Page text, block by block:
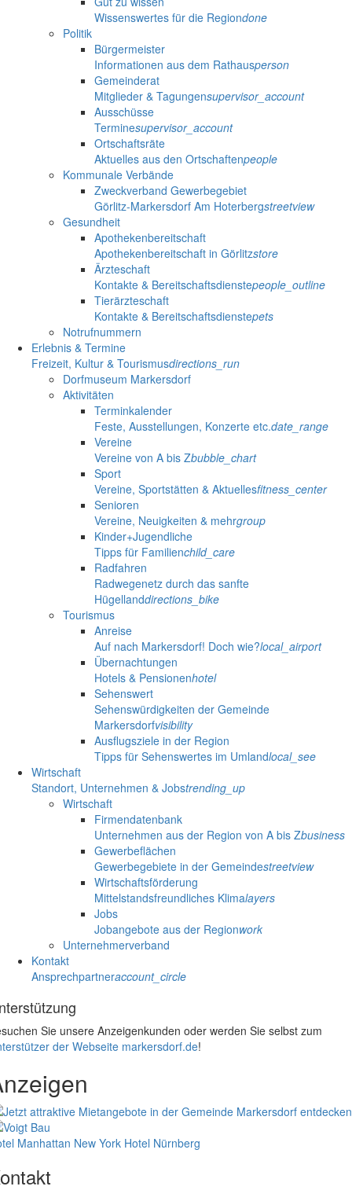
Wissenswertes für die Regiondone
Politik
Bürgermeister
Informationen aus dem Rathausperson
Gemeinderat
Mitglieder & Tagungensupervisor_account
Ausschüsse
Terminesupervisor_account
Ortschaftsräte
Aktuelles aus den Ortschaftenpeople
Kommunale Verbände
Zweckverband Gewerbegebiet
Görlitz-Markersdorf Am Hoterbergstreetview
Gesundheit
Apothekenbereitschaft
Apothekenbereitschaft in Görlitzstore
Ärzteschaft
Kontakte & Bereitschaftsdienstepeople_outline
Tierärzteschaft
Kontakte & Bereitschaftsdienstepets
Notrufnummern
Erlebnis & Termine
Freizeit, Kultur & Tourismusdirections_run
Dorfmuseum Markersdorf
Aktivitäten
Terminkalender
Feste, Ausstellungen, Konzerte etc.date_range
Vereine
Vereine von A bis Zbubble_chart
Sport
Vereine, Sportstätten & Aktuellesfitness_center
Senioren
Vereine, Neuigkeiten & mehrgroup
Kinder+Jugendliche
Tipps für Familienchild_care
Radfahren
Radwegenetz durch das sanfte
Hügellanddirections_bike
Tourismus
Anreise
Auf nach Markersdorf! Doch wie?local_airport
Übernachtungen
Hotels & Pensionenhotel
Sehenswert
Sehenswürdigkeiten der Gemeinde
Markersdorfvisibility
Ausflugsziele in der Region
Tipps für Sehenswertes im Umlandlocal_see
Wirtschaft
Standort, Unternehmen & Jobstrending_up
Wirtschaft
Firmendatenbank
Unternehmen aus der Region von A bis Zbusiness
Gewerbeflächen
Gewerbegebiete in der Gemeindestreetview
Wirtschaftsförderung
Mittelstandsfreundliches Klimalayers
Jobs
Jobangebote aus der Regionwork
Unternehmerverband
Kontakt
Ansprechpartneraccount_circle
Sie unsere Anzeigenkunden oder werden Sie selbst zum
der Webseite markersdorf.de!
Manhattan New York Hotel Nürnberg